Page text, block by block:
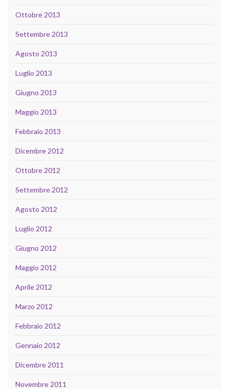
Ottobre 2013
Settembre 2013
Agosto 2013
Luglio 2013
Giugno 2013
Maggio 2013
Febbraio 2013
Dicembre 2012
Ottobre 2012
Settembre 2012
Agosto 2012
Luglio 2012
Giugno 2012
Maggio 2012
Aprile 2012
Marzo 2012
Febbraio 2012
Gennaio 2012
Dicembre 2011
Novembre 2011